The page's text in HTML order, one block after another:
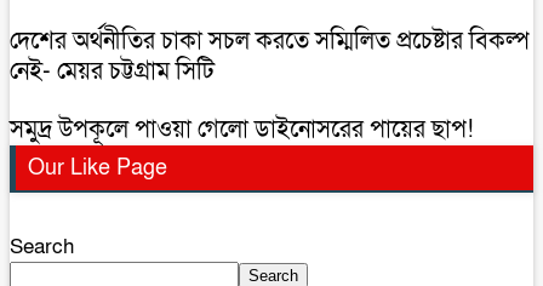
দেশের অর্থনীতির চাকা সচল করতে সম্মিলিত প্রচেষ্টার বিকল্প
নেই- মেয়র চট্টগ্রাম সিটি
সমুদ্র উপকূলে পাওয়া গেলো ডাইনোসরের পায়ের ছাপ!
Our Like Page
Search
Search